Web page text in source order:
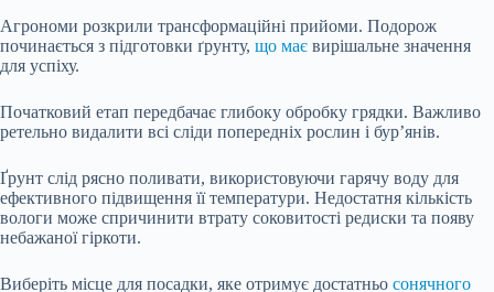
Агрономи розкрили трансформаційні прийоми. Подорож
починається з підготовки ґрунту, що має вирішальне значення
для успіху.
Початковий етап передбачає глибоку обробку грядки. Важливо
ретельно видалити всі сліди попередніх рослин і бур’янів.
Ґрунт слід рясно поливати, використовуючи гарячу воду для
ефективного підвищення її температури. Недостатня кількість
вологи може спричинити втрату соковитості редиски та появу
небажаної гіркоти.
Виберіть місце для посадки, яке отримує достатньо сонячного